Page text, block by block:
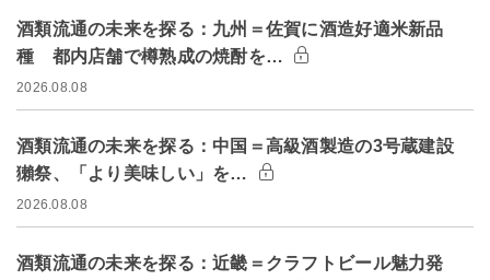
酒類流通の未来を探る：九州＝佐賀に酒造好適米新品
種 都内店舗で樽熟成の焼酎を…
2026.08.08
酒類流通の未来を探る：中国＝高級酒製造の3号蔵建設
獺祭、「より美味しい」を…
2026.08.08
酒類流通の未来を探る：近畿＝クラフトビール魅力発